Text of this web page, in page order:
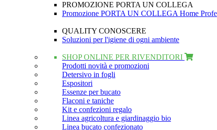
PROMOZIONE PORTA UN COLLEGA
Promozione PORTA UN COLLEGA Home
QUALITY CONOSCERE
Soluzioni per l'igiene di ogni ambiente
SHOP ONLINE PER RIVENDITORI
Prodotti novità e promozioni
Detersivo in fogli
Espositori
Essenze per bucato
Flaconi e taniche
Kit e confezioni regalo
Linea agricoltura e giardinaggio bio
Linea bucato confezionato